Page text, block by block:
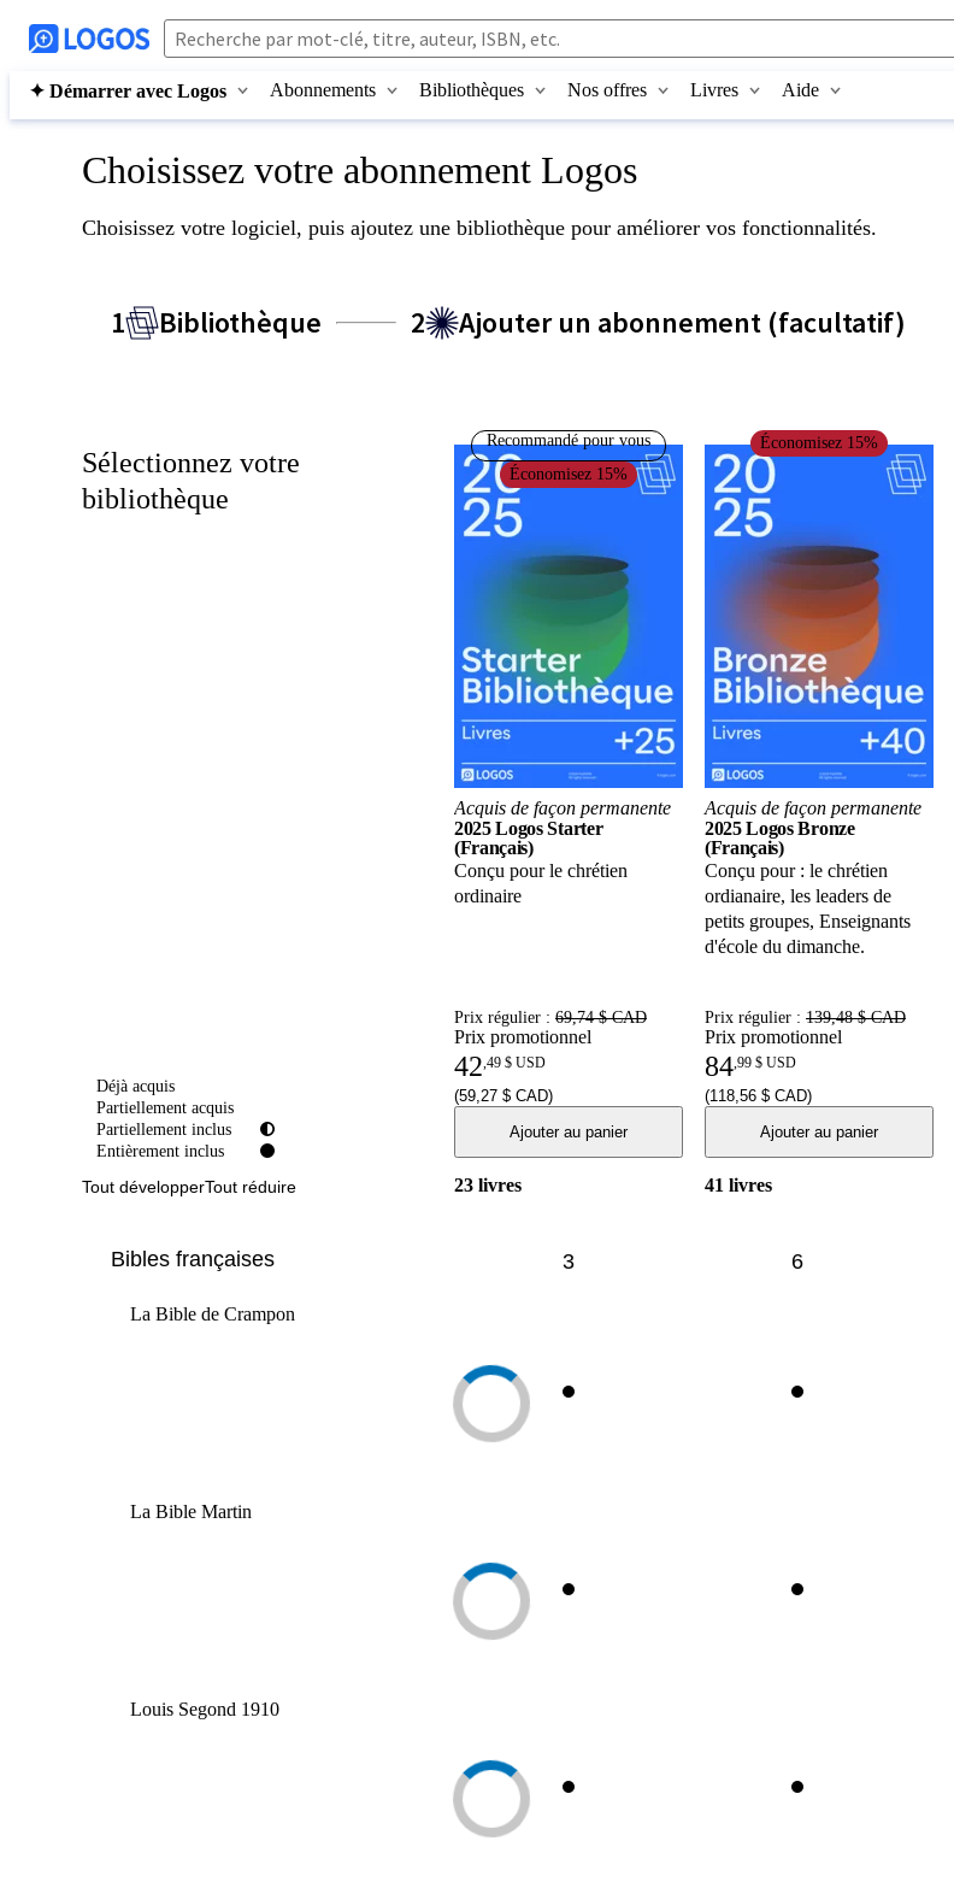
✦ Démarrer avec Logos Abonnements Bibliothèques Nos offres Livres Aide
Choisissez votre abonnement Logos
Choisissez votre logiciel, puis ajoutez une bibliothèque pour améliorer vos fonctionnalités.
1 Bibliothèque 2 Ajouter un abonnement (facultatif)
Sélectionnez votre
bibliothèque
Déjà acquis
Partiellement acquis
Partiellement inclus
Entièrement inclus
Tout développerTout réduire
Recommandé pour vous
Économisez 15%
Acquis de façon permanente
2025 Logos Starter
(Français)
Conçu pour le chrétien
ordinaire
Prix régulier : 69,74 $ CAD
Prix promotionnel
42,49 $ USD
(59,27 $ CAD)
Ajouter au panier
23 livres
Économisez 15%
Acquis de façon permanente
2025 Logos Bronze
(Français)
Conçu pour : le chrétien
ordianaire, les leaders de
petits groupes, Enseignants
d'école du dimanche.
Prix régulier : 139,48 $ CAD
Prix promotionnel
84,99 $ USD
(118,56 $ CAD)
Ajouter au panier
41 livres
Bibles françaises 3 6
La Bible de Crampon
La Bible Martin
Louis Segond 1910